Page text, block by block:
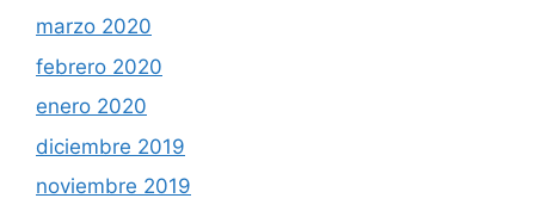
marzo 2020
febrero 2020
enero 2020
diciembre 2019
noviembre 2019